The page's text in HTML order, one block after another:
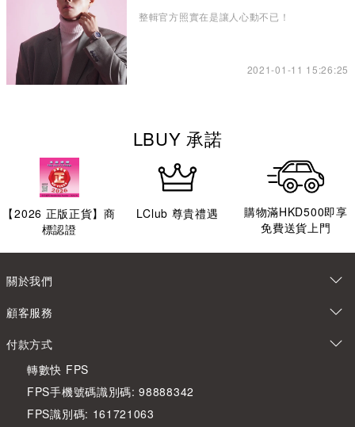
整輯官方照實在是讓人心動不已！
2021-01-11 15:26:25
LBUY 承諾
【2026 正版正貨】商
標認證
LClub 尊貴禮遇
購物滿HKD500即享
免費送貨上門
關於我們
顧客服務
付款方式
轉數快 FPS
FPS手機號碼識別碼: 98888342
FPS識別碼: 161721063